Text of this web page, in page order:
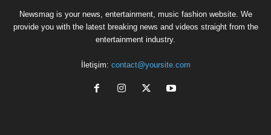
Newsmag is your news, entertainment, music fashion website. We
provide you with the latest breaking news and videos straight from the
entertainment industry.
İletişim: contact@yoursite.com